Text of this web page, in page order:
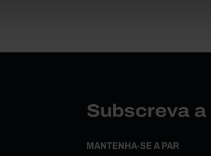
Subscreva
MANTENHA-SE A PAR